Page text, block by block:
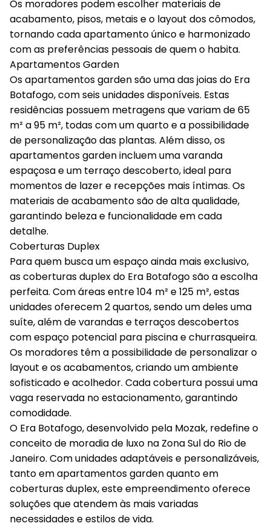
Os moradores podem escolher materiais de
acabamento, pisos, metais e o layout dos cômodos,
tornando cada apartamento único e harmonizado
com as preferências pessoais de quem o habita.
Apartamentos Garden
Os apartamentos garden são uma das joias do Era
Botafogo, com seis unidades disponíveis. Estas
residências possuem metragens que variam de 65
m² a 95 m², todas com um quarto e a possibilidade
de personalização das plantas. Além disso, os
apartamentos garden incluem uma varanda
espaçosa e um terraço descoberto, ideal para
momentos de lazer e recepções mais íntimas. Os
materiais de acabamento são de alta qualidade,
garantindo beleza e funcionalidade em cada
detalhe.
Coberturas Duplex
Para quem busca um espaço ainda mais exclusivo,
as coberturas duplex do Era Botafogo são a escolha
perfeita. Com áreas entre 104 m² e 125 m², estas
unidades oferecem 2 quartos, sendo um deles uma
suíte, além de varandas e terraços descobertos
com espaço potencial para piscina e churrasqueira.
Os moradores têm a possibilidade de personalizar o
layout e os acabamentos, criando um ambiente
sofisticado e acolhedor. Cada cobertura possui uma
vaga reservada no estacionamento, garantindo
comodidade.
O Era Botafogo, desenvolvido pela Mozak, redefine o
conceito de moradia de luxo na Zona Sul do Rio de
Janeiro. Com unidades adaptáveis e personalizáveis,
tanto em apartamentos garden quanto em
coberturas duplex, este empreendimento oferece
soluções que atendem às mais variadas
necessidades e estilos de vida.